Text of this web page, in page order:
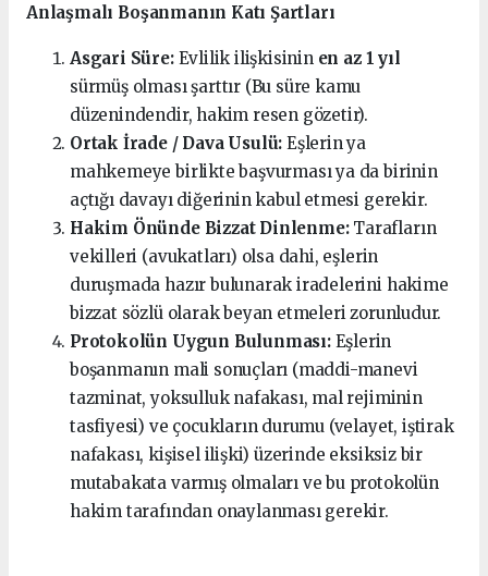
Anlaşmalı Boşanmanın Katı Şartları
Asgari Süre:Evlilik ilişkisinin en az 1 yıl
sürmüş olması şarttır (Bu süre kamu
düzenindendir, hakim resen gözetir).
Ortak İrade / Dava Usulü: Eşlerin ya
mahkemeye birlikte başvurması ya da birinin
açtığı davayı diğerinin kabul etmesi gerekir.
Hakim Önünde Bizzat Dinlenme:Tarafların
vekilleri (avukatları) olsa dahi, eşlerin
duruşmada hazır bulunarak iradelerini hakime
bizzat sözlü olarak beyan etmeleri zorunludur.
Protokolün Uygun Bulunması:Eşlerin
boşanmanın mali sonuçları (maddi-manevi
tazminat, yoksulluk nafakası, mal rejiminin
tasfiyesi) ve çocukların durumu (velayet, iştirak
nafakası, kişisel ilişki) üzerinde eksiksiz bir
mutabakata varmış olmaları ve bu protokolün
hakim tarafından onaylanması gerekir.